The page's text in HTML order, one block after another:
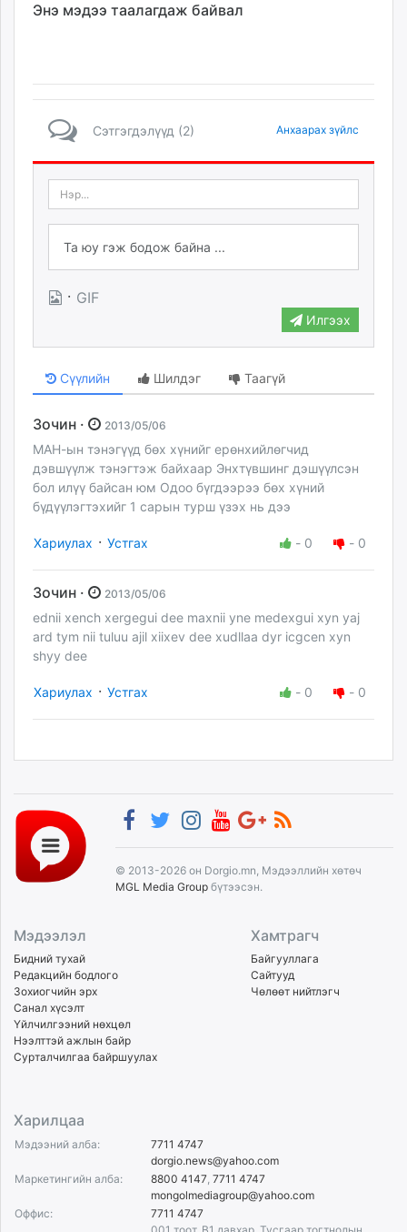
Энэ мэдээ таалагдаж байвал
Сэтгэгдэлүүд (2) Анхаарах зүйлс
· GIF
Илгээх
Сүүлийн Шилдэг Таагүй
Зочин · 2013/05/06
МАН-ын тэнэгүүд бөх хүнийг ерөнхийлөгчид
дэвшүүлж тэнэгтэж байхаар Энхтүвшинг дэшүүлсэн
бол илүү байсан юм Одоо бүгдээрээ бөх хүний
бүдүүлэгтэхийг 1 сарын турш үзэх нь дээ
Хариулах · Устгах - 0 - 0
Зочин · 2013/05/06
ednii xench xergegui dee maxnii yne medexgui xyn yaj
ard tym nii tuluu ajil xiixev dee xudllaa dyr icgcen xyn
shyy dee
Хариулах · Устгах - 0 - 0
© 2013-2026 он Dorgio.mn, Мэдээллийн хөтөч
MGL Media Group бүтээсэн.
Мэдээлэл
Бидний тухай
Редакцийн бодлого
Зохиогчийн эрх
Санал хүсэлт
Үйлчилгээний нөхцөл
Нээлттэй ажлын байр
Сурталчилгаа байршуулах
Хамтрагч
Байгууллага
Сайтууд
Чөлөөт нийтлэгч
Харилцаа
Мэдээний алба:
7711 4747
dorgio.news@yahoo.com
Маркетингийн алба:
8800 4147, 7711 4747
mongolmediagroup@yahoo.com
Оффис:
7711 4747